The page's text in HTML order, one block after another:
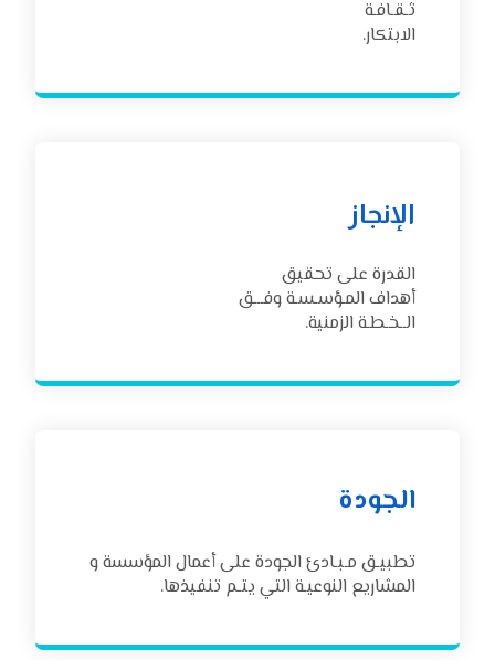
ثـقـافـة
الابتكار.
الإنجاز
القدرة على تحقيق
أهداف المـؤسـسـة وفـــق
الــخـطـة الزمنية.
الجودة
تطبيـق مـبـادئ الجودة على أعمال المؤسسة و
المشاريع النوعيـة التي يتـم تنفيذها.